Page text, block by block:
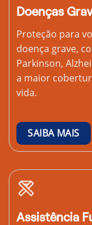
Doenças
Proteção para
doença grave,
Parkinson,
a maior
vida.
SAIBA MAIS
Assistência